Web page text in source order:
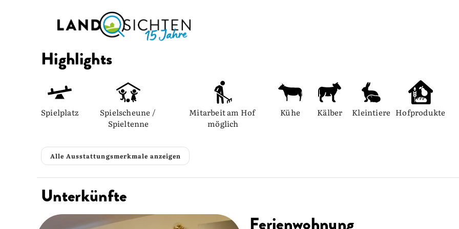
Highlights
Spielplatz
Spielscheune /
Spieltenne
Mitarbeit am Hof
möglich
Kühe Kälber Kleintiere Hofprodukte
Alle Ausstattungsmerkmale anzeigen
Unterkünfte
Ferienwohnung